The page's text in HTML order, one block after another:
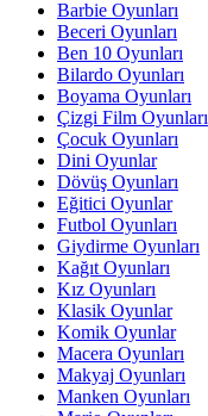
Barbie Oyunları
Beceri Oyunları
Ben 10 Oyunları
Bilardo Oyunları
Boyama Oyunları
Çizgi Film Oyunları
Çocuk Oyunları
Dini Oyunlar
Dövüş Oyunları
Eğitici Oyunlar
Futbol Oyunları
Giydirme Oyunları
Kağıt Oyunları
Kız Oyunları
Klasik Oyunlar
Komik Oyunlar
Macera Oyunları
Makyaj Oyunları
Manken Oyunları